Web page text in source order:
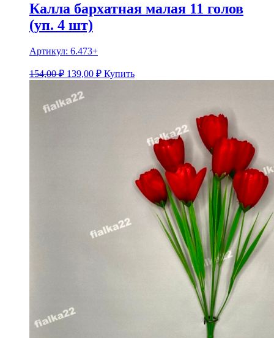
Калла бархатная малая 11 голов
(уп. 4 шт)
Артикул: 6.473+
154,00 ₽ 139,00 ₽ Купить